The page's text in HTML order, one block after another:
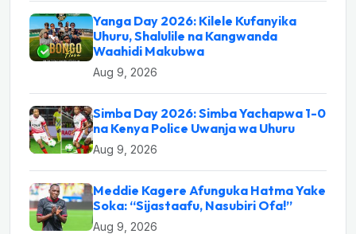
Yanga Day 2026: Kilele Kufanyika
Uhuru, Shalulile na Kangwanda
Waahidi Makubwa
Aug 9, 2026
Simba Day 2026: Simba Yachapwa 1-0
na Kenya Police Uwanja wa Uhuru
Aug 9, 2026
Meddie Kagere Afunguka Hatma Yake
Soka: “Sijastaafu, Nasubiri Ofa!”
Aug 9, 2026